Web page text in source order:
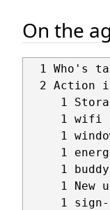
On the
1 Who's
2 Action
1
1 wifi
1
1
1
1 New
1